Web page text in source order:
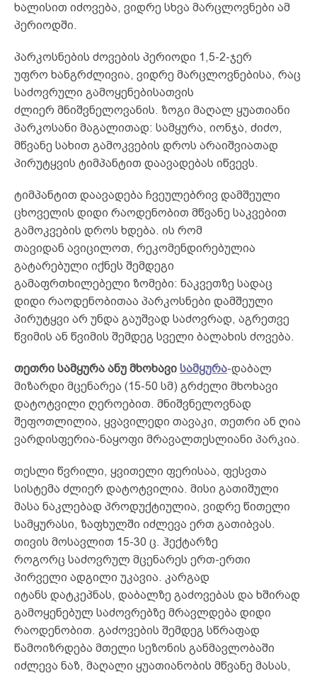
ხალისით იძოვება, ვიდრე სხვა მარცლოვნები ამ
პერიოდში.
პარკოსნების ძოვების პერიოდი 1,5-2-ჯერ
უფრო ხანგრძლივია, ვიდრე მარცლოვნებისა, რაც
საძოვრული გამოყენებისათვის
ძლიერ მნიშვნელოვანის. ზოგი მაღალ ყუათიანი
პარკოსანი მაგალითად: სამყურა, იონჯა, ძიძო,
მწვანე სახით გამოკვების დროს არაიშვიათად
პირუტყვის ტიმპანტით დაავადებას იწვევს.
ტიმპანტით დაავადება ჩვეულებრივ დამშეული
ცხოველის დიდი რაოდენობით მწვანე საკვებით
გამოკვების დროს ხდება. ის რომ
თავიდან ავიცილოთ, რეკომენდირებულია
გატარებული იქნეს შემდეგი
გამაფრთხილებელი ზომები: ნაკვეთზე სადაც
დიდი რაოდენობითაა პარკოსნები დამშეული
პირუტყვი არ უნდა გაუშვად საძოვრად, აგრეთვე
წვიმის ან წვიმის შემდეგ სველი ბალახის ძოვება.
თეთრი სამყურა ანუ მხოხავი სამყურა-დაბალ
მიზარდი მცენარეა (15-50 სმ) გრძელი მხოხავი
დატოტვილი ღეროებით. მნიშვნელოვნად
შეფოთლილია, ყვავილედი თავაკი, თეთრი ან ღია
ვარდისფერია-ნაყოფი მრავალთესლიანი პარკია.
თესლი წვრილი, ყვითელი ფერისაა, ფესვთა
სისტემა ძლიერ დატოტვილია. მისი გათიშული
მასა ნაკლებად პროდუქტიულია, ვიდრე წითელი
სამყურასი, ზაფხულში იძლევა ერთ გათიბვას.
თივის მოსავლით 15-30 ც. ჰექტარზე
როგორც საძოვრულ მცენარეს ერთ-ერთი
პირველი ადგილი უკავია. კარგად
იტანს დატკეპნას, დაბალზე გაძოვებას და ხშირად
გამოყენებულ საძოვრებზე მრავლდება დიდი
რაოდენობით. გაძოვების შემდეგ სწრაფად
წამოიზრდება მთელი სეზონის განმავლობაში
იძლევა ნაზ, მაღალი ყუათიანობის მწვანე მასას,